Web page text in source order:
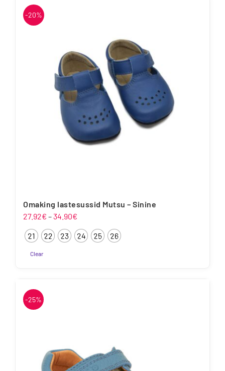
on
mitu
tootelehel.
-20%
Omaking lastesussid Mutsu – Sinine
27.92€ –34.90€
27.92€
kuni
21 22 23 24 25 26
Clear
on
mitu
tootelehel.
-25%